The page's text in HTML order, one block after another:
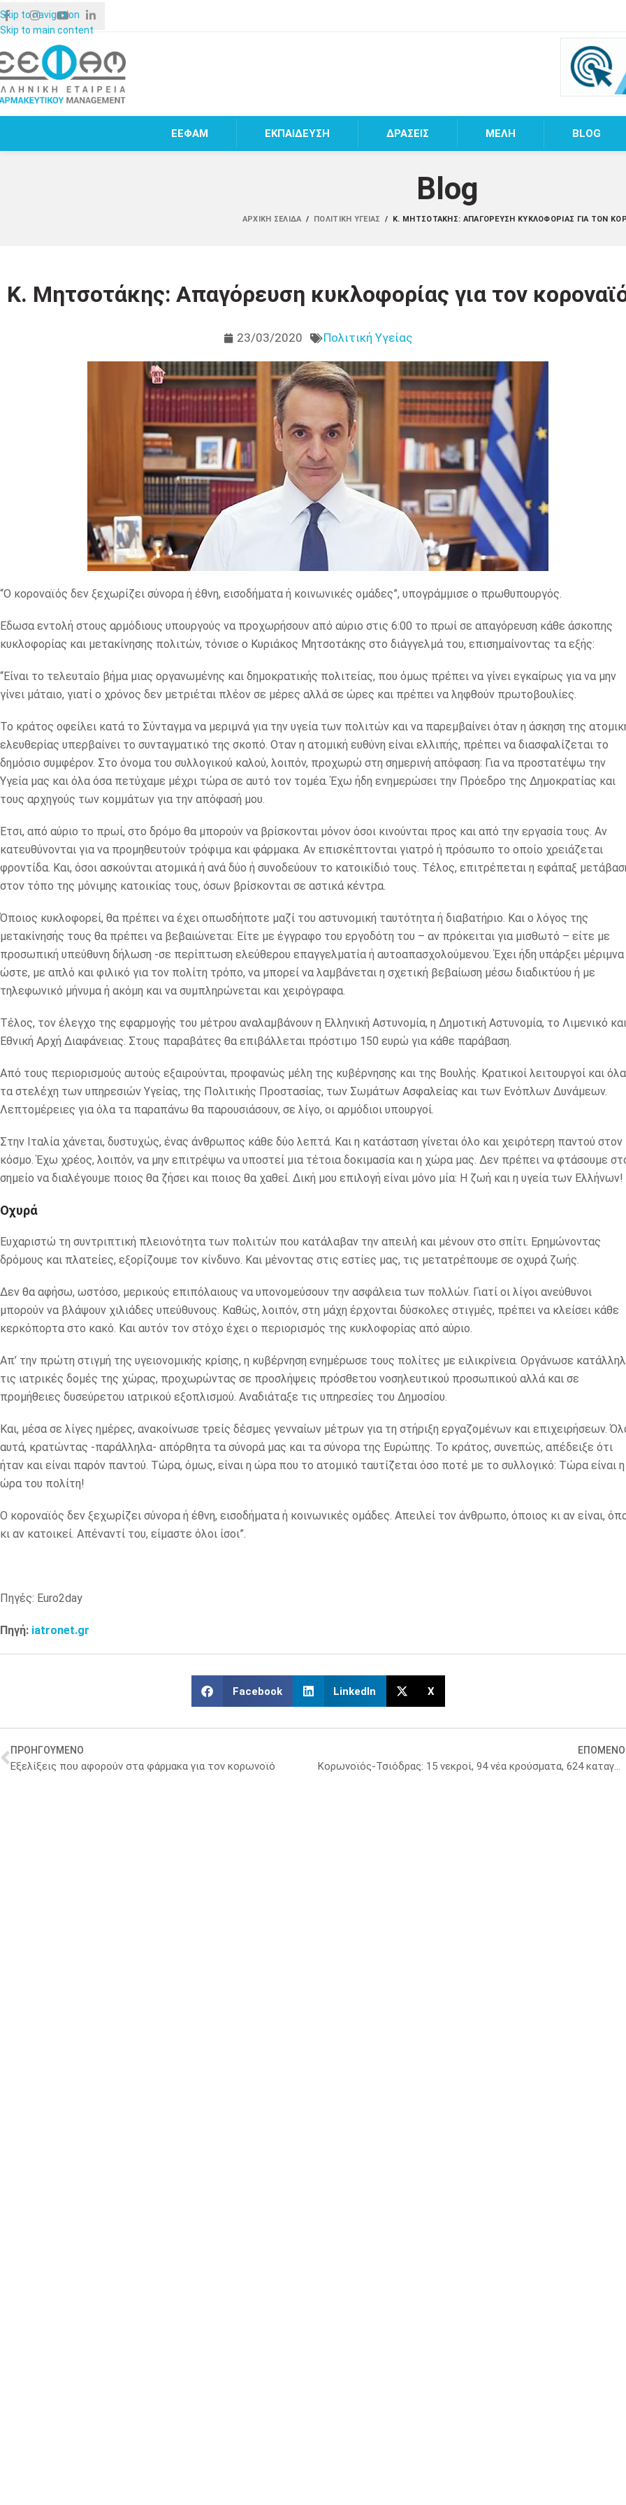
Skip to navigation
Skip to main content
ΕΕΦΑΜ ΕΚΠΑΙΔΕΥΣΗ ΔΡΑΣΕΙΣ MEΛΗ BLOG
Blog
ΑΡΧΙΚΉ ΣΕΛΊΔΑ / ΠΟΛΙΤΙΚΉ ΥΓΕΊΑΣ / Κ. ΜΗΤΣΟΤΆΚΗΣ: ΑΠΑΓΌΡΕΥΣΗ ΚΥΚΛΟΦΟΡΊΑΣ ΓΙΑ ΤΟΝ
Κ. Μητσοτάκης: Απαγόρευση κυκλοφορίας για τον
23/03/2020 Πολιτική Υγείας
“Ο κοροναϊός δεν ξεχωρίζει σύνορα ή έθνη, εισοδήματα ή κοινωνικές ομάδες”, υπογράμμισε ο πρωθυπουργός.
Εδωσα εντολή στους αρμόδιους υπουργούς να προχωρήσουν από αύριο στις 6:00 το πρωί σε απαγόρευση κάθε άσκοπης
κυκλοφορίας και μετακίνησης πολιτών, τόνισε ο Κυριάκος Μητσοτάκης στο διάγγελμά του, επισημαίνοντας τα εξής:
“Είναι το τελευταίο βήμα μιας οργανωμένης και δημοκρατικής πολιτείας, που όμως πρέπει να γίνει εγκαίρως για να μην
γίνει μάταιο, γιατί ο χρόνος δεν μετριέται πλέον σε μέρες αλλά σε ώρες και πρέπει να ληφθούν πρωτοβουλίες.
Το κράτος οφείλει κατά το Σύνταγμα να μεριμνά για την υγεία των πολιτών και να παρεμβαίνει όταν η άσκηση της
ελευθερίας υπερβαίνει το συνταγματικό της σκοπό. Οταν η ατομική ευθύνη είναι ελλιπής, πρέπει να διασφαλίζεται το
δημόσιο συμφέρον. Στο όνομα του συλλογικού καλού, λοιπόν, προχωρώ στη σημερινή απόφαση: Για να προστατέψω την
Υγεία μας και όλα όσα πετύχαμε μέχρι τώρα σε αυτό τον τομέα. Έχω ήδη ενημερώσει την Πρόεδρο της Δημοκρατίας και
τους αρχηγούς των κομμάτων για την απόφασή μου.
Έτσι, από αύριο το πρωί, στο δρόμο θα μπορούν να βρίσκονται μόνον όσοι κινούνται προς και από την εργασία τους. Αν
κατευθύνονται για να προμηθευτούν τρόφιμα και φάρμακα. Αν επισκέπτονται γιατρό ή πρόσωπο το οποίο χρειάζεται
φροντίδα. Και, όσοι ασκούνται ατομικά ή ανά δύο ή συνοδεύουν το κατοικίδιό τους. Τέλος, επιτρέπεται η εφάπαξ
στον τόπο της μόνιμης κατοικίας τους, όσων βρίσκονται σε αστικά κέντρα.
Όποιος κυκλοφορεί, θα πρέπει να έχει οπωσδήποτε μαζί του αστυνομική ταυτότητα ή διαβατήριο. Και ο λόγος της
μετακίνησής τους θα πρέπει να βεβαιώνεται: Eίτε με έγγραφο του εργοδότη του – αν πρόκειται για μισθωτό – είτε με
προσωπική υπεύθυνη δήλωση -σε περίπτωση ελεύθερου επαγγελματία ή αυτοαπασχολούμενου. Έχει ήδη υπάρξει μέριμνα
ώστε, με απλό και φιλικό για τον πολίτη τρόπο, να μπορεί να λαμβάνεται η σχετική βεβαίωση μέσω διαδικτύου ή με
τηλεφωνικό μήνυμα ή ακόμη και να συμπληρώνεται και χειρόγραφα.
Τέλος, τον έλεγχο της εφαρμογής του μέτρου αναλαμβάνουν η Ελληνική Αστυνομία, η Δημοτική Αστυνομία, το Λιμενικό
Εθνική Αρχή Διαφάνειας. Στους παραβάτες θα επιβάλλεται πρόστιμο 150 ευρώ για κάθε παράβαση.
Από τους περιορισμούς αυτούς εξαιρούνται, προφανώς μέλη της κυβέρνησης και της Βουλής. Κρατικοί λειτουργοί και όλα
τα στελέχη των υπηρεσιών Υγείας, της Πολιτικής Προστασίας, των Σωμάτων Ασφαλείας και των Ενόπλων Δυνάμεων.
Λεπτομέρειες για όλα τα παραπάνω θα παρουσιάσουν, σε λίγο, οι αρμόδιοι υπουργοί.
Στην Ιταλία χάνεται, δυστυχώς, ένας άνθρωπος κάθε δύο λεπτά. Και η κατάσταση γίνεται όλο και χειρότερη παντού στον
κόσμο. Έχω χρέος, λοιπόν, να μην επιτρέψω να υποστεί μια τέτοια δοκιμασία και η χώρα μας. Δεν πρέπει να φτάσουμε
σημείο να διαλέγουμε ποιος θα ζήσει και ποιος θα χαθεί. Δική μου επιλογή είναι μόνο μία: Η ζωή και η υγεία των Ελλήνων!
Οχυρά
Ευχαριστώ τη συντριπτική πλειονότητα των πολιτών που κατάλαβαν την απειλή και μένουν στο σπίτι. Ερημώνοντας
δρόμους και πλατείες, εξορίζουμε τον κίνδυνο. Και μένοντας στις εστίες μας, τις μετατρέπουμε σε οχυρά ζωής.
Δεν θα αφήσω, ωστόσο, μερικούς επιπόλαιους να υπονομεύσουν την ασφάλεια των πολλών. Γιατί οι λίγοι ανεύθυνοι
μπορούν να βλάψουν χιλιάδες υπεύθυνους. Καθώς, λοιπόν, στη μάχη έρχονται δύσκολες στιγμές, πρέπει να κλείσει κάθε
κερκόπορτα στο κακό. Και αυτόν τον στόχο έχει ο περιορισμός της κυκλοφορίας από αύριο.
Απ’ την πρώτη στιγμή της υγειονομικής κρίσης, η κυβέρνηση ενημέρωσε τους πολίτες με ειλικρίνεια. Οργάνωσε
τις ιατρικές δομές της χώρας, προχωρώντας σε προσλήψεις πρόσθετου νοσηλευτικού προσωπικού αλλά και σε
προμήθειες δυσεύρετου ιατρικού εξοπλισμού. Αναδιάταξε τις υπηρεσίες του Δημοσίου.
Και, μέσα σε λίγες ημέρες, ανακοίνωσε τρείς δέσμες γενναίων μέτρων για τη στήριξη εργαζομένων και επιχειρήσεων.
αυτά, κρατώντας -παράλληλα- απόρθητα τα σύνορά μας και τα σύνορα της Ευρώπης. Το κράτος, συνεπώς, απέδειξε ότι
ήταν και είναι παρόν παντού. Τώρα, όμως, είναι η ώρα που το ατομικό ταυτίζεται όσο ποτέ με το συλλογικό: Τώρα είναι η
ώρα του πολίτη!
Ο κοροναϊός δεν ξεχωρίζει σύνορα ή έθνη, εισοδήματα ή κοινωνικές ομάδες. Απειλεί τον άνθρωπο, όποιος κι αν είναι,
κι αν κατοικεί. Απέναντί του, είμαστε όλοι ίσοι”.
Πηγές: Euro2day
Πηγή: iatronet.gr
Facebook LinkedIn X
ΠΡΟΗΓΟΥΜΕΝΟ
Εξελίξεις που αφορούν στα φάρμακα για τον κορωνοϊό
ΕΠΟΜΕΝΟ
Κορωνοϊός-Τσιόδρας: 15 νεκροί, 94 νέα κρούσματα, 624 καταγεγραμμένοι ασθενείς